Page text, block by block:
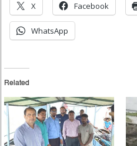
X Facebook
WhatsApp
Related